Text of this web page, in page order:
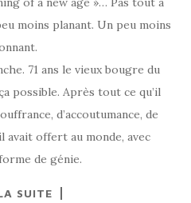
moins planant. Un peu moins
71 ans le vieux bougre du
possible. Après tout ce qu’il
d’accoutumance, de
avait offert au monde, avec
de génie.
SUITE